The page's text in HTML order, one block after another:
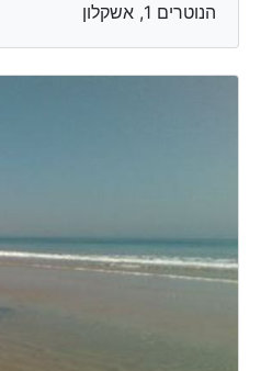
הנוטרים 1, אשקלון